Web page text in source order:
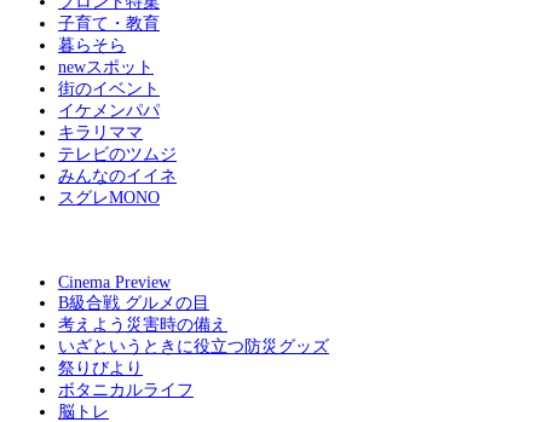
子育て・教育
暮らそら
newスポット
街のイベント
イケメンパパ
キラリママ
テレビのツムジ
みんなのイイネ
スグレMONO
Cinema Preview
B級合戦 グルメの目
考えよう災害時の備え
いざというときに役立つ防災グッズ
祭りびより
ボタニカルライフ
脳トレ